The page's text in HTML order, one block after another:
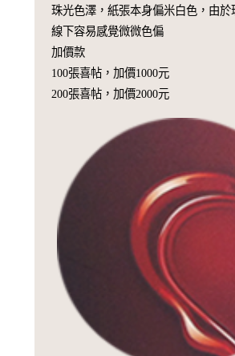
珠光色澤，紙張本身偏米白色，由於
線下容易感覺微微色偏
加價款
100張喜帖，加價1000元
200張喜帖，加價2000元